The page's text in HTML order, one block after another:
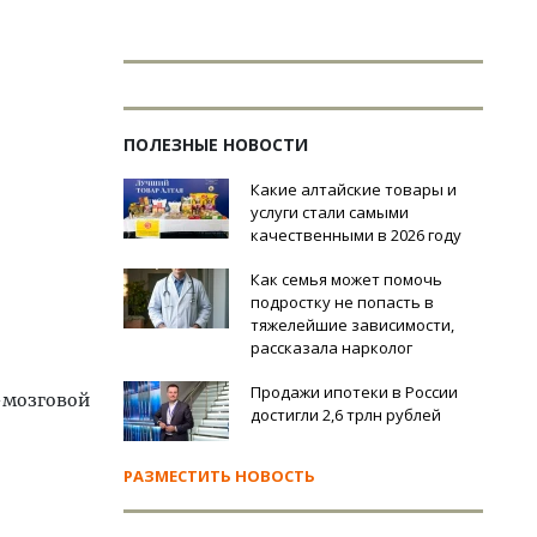
ПОЛЕЗНЫЕ НОВОСТИ
Какие алтайские товары и
услуги стали самыми
качественными в 2026 году
Как семья может помочь
подростку не попасть в
тяжелейшие зависимости,
рассказала нарколог
Продажи ипотеки в России
достигли 2,6 трлн рублей
РАЗМЕСТИТЬ НОВОСТЬ